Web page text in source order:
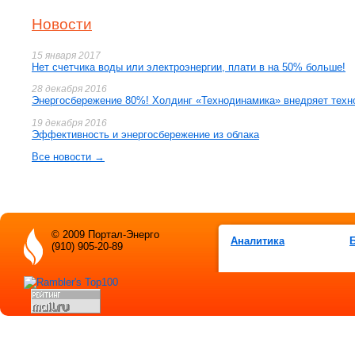
Новости
15 января 2017
Нет счетчика воды или электроэнергии, плати в на 50% больше!
28 декабря 2016
Энергосбережение 80%! Холдинг «Технодинамика» внедряет
19 декабря 2016
Эффективность и энергосбережение из облака
Все новости →
Аналитика
© 2009 Портал-Энерго
(910) 905-20-89